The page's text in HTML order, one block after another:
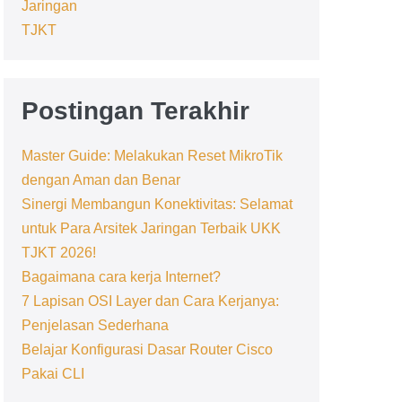
Jaringan
TJKT
Postingan Terakhir
Master Guide: Melakukan Reset MikroTik
dengan Aman dan Benar
Sinergi Membangun Konektivitas: Selamat
untuk Para Arsitek Jaringan Terbaik UKK
TJKT 2026!
Bagaimana cara kerja Internet?
7 Lapisan OSI Layer dan Cara Kerjanya:
Penjelasan Sederhana
Belajar Konfigurasi Dasar Router Cisco
Pakai CLI